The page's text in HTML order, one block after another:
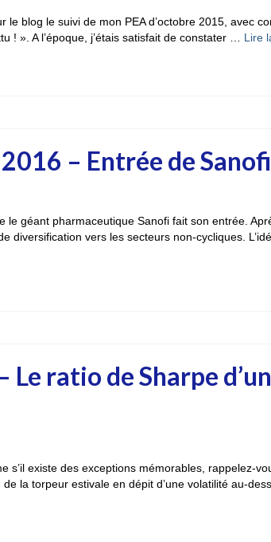
blog le suivi de mon PEA d’octobre 2015, avec
! ». A l’époque, j’étais satisfait de constater … Lire
– Entrée de Sanofi
le géant pharmaceutique Sanofi fait son entrée.
diversification vers les secteurs non-cycliques.
ratio de Sharpe d’un
s’il existe des exceptions mémorables, rappelez-
la torpeur estivale en dépit d’une volatilité au-